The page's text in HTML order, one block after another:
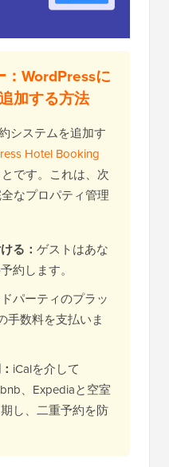
WordPressに
加する方法
システムを追加す
Hotel Booking
です。これは、次
なプロパティ管理
る： ゲストはあな
約します。
パーティのプラッ
手数料を支払いま
iCalを介して
、Expediaと空室
し、二重予約を防